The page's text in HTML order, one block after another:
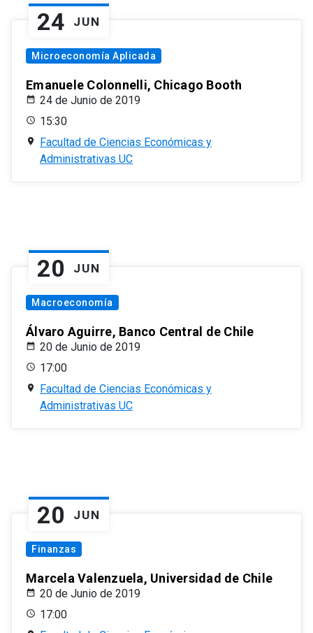
24 JUN
Microeconomía Aplicada
Emanuele Colonnelli, Chicago Booth
24 de Junio de 2019
15:30
Facultad de Ciencias Económicas y
Administrativas UC
20 JUN
Macroeconomía
Álvaro Aguirre, Banco Central de Chile
20 de Junio de 2019
17:00
Facultad de Ciencias Económicas y
Administrativas UC
20 JUN
Finanzas
Marcela Valenzuela, Universidad de Chile
20 de Junio de 2019
17:00